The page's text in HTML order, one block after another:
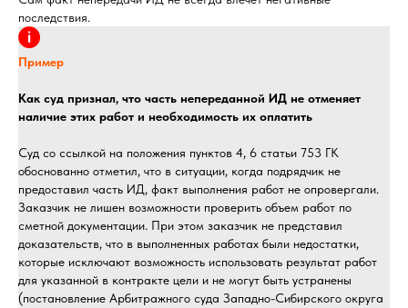
последствия.
Пример
Как суд признал, что часть непереданной ИД не отменяет
наличие этих работ и необходимость их оплатить
Суд со ссылкой на положения пунктов 4, 6 статьи 753 ГК
обоснованно отметил, что в ситуации, когда подрядчик не
предоставил часть ИД, факт выполнения работ не опровергали.
Заказчик не лишен возможности проверить объем работ по
сметной документации. При этом заказчик не представил
доказательств, что в выполненных работах были недостатки,
которые исключают возможность использовать результат работ
для указанной в контракте цели и не могут быть устранены
(постановление Арбитражного суда Западно-Сибирского округа